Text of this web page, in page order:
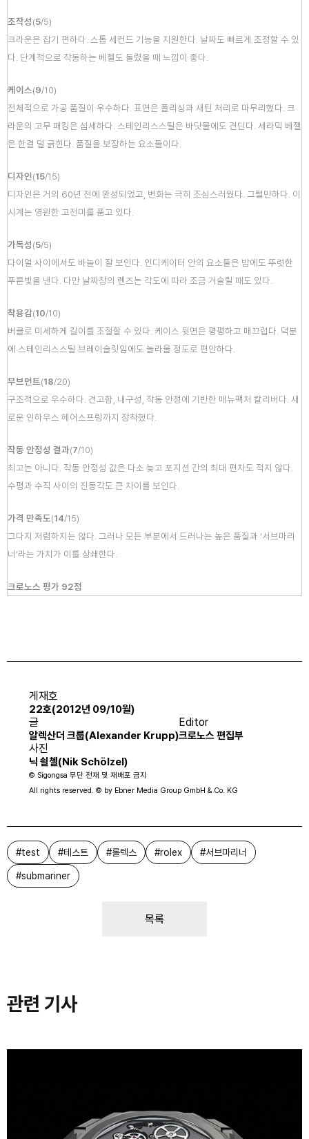
조작성(5/5)
크라운은 잡기 편하다. 스톱 세컨드 기능을 지원한다. 날짜도 빠르게 조정할 수 있
다. 단계적으로 작동하는 베젤도 돌렸을 때 느낌이 좋다.
케이스(9/10)
전체적으로 가공 품질이 우수하다. 표면은 폴리싱과 새틴 처리로 마무리했다. 크
라운의 고무 패킹은 섬세하다. 스테인리스스틸은 바닷물에도 견딘다. 세라믹 베젤
은 한결 덜 긁힌다. 품질을 보장하는 요소들이다.
디자인(15/15)
디자인은 거의 60년 전에 완성되었고, 변화는 극히 조심스러웠다. 그럴만하다. 이
시계는 영원한 고전미를 품고 있다.
가독성(5/5)
다이얼 사이에서도 바늘이 잘 보인다. 인디케이터 안의 요소들은 밤에도 뚜렷한
푸른빛을 낸다. 다만 날짜창의 렌즈는 각도에 따라 조금 거슬릴 때도 있다.
착용감(10/10)
버클로 미세하게 길이를 조절할 수 있다. 케이스 뒷면은 평평하고 매끄럽다. 덕분
에 스테인리스스틸 브레이슬릿임에도 놀라울 정도로 편안하다.
무브먼트(18/20)
구조적으로 우수하다. 견고함, 내구성, 작동 안정에 기반한 매뉴팩처 칼리버다. 새
로운 인하우스 헤어스프링까지 장착했다.
작동 안정성 결과(7/10)
최고는 아니다. 작동 안정성 값은 다소 늦고 포지션 간의 최대 편차도 적지 않다.
수평과 수직 사이의 진동각도 큰 차이를 보인다.
가격 만족도(14/15)
그다지 저렴하지는 않다. 그러나 모든 부분에서 드러나는 높은 품질과 ‘서브마리
너’라는 가치가 이를 상쇄한다.
크로노스 평가 92점
게재호
22호(2012년 09/10월)
글
알렉산더 크룹(Alexander Krupp)
Editor
크로노스 편집부
사진
닉 쇨첼(Nik Schölzel)
© Sigongsa 무단 전재 및 재배포 금지
All rights reserved. © by Ebner Media Group GmbH & Co. KG
#test #테스트 #롤렉스 #rolex #서브마리너
#submariner
목록
관련 기사